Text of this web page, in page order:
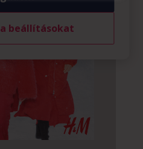
beállításokat